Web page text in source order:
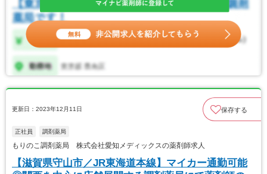
更新日：2023年12月11日 保存する
正社員 調剤薬局
もりのこ調剤薬局 株式会社愛知メディックスの薬剤師求人
【滋賀県守山市／JR東海道本線】マイカー通勤可能